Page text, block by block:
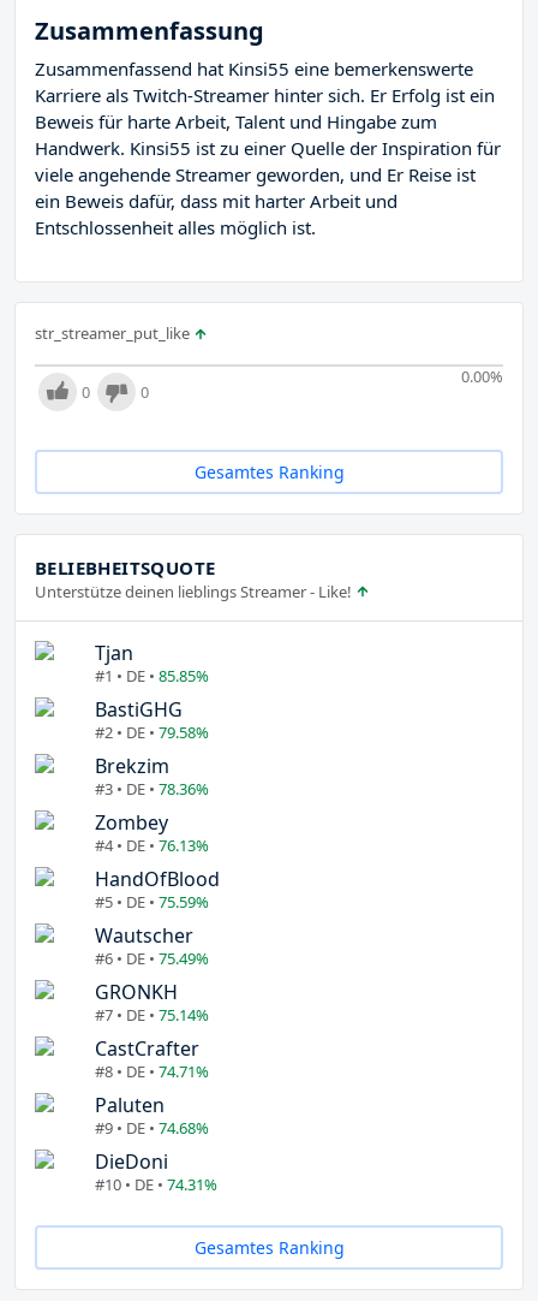
Zusammenfassung
Zusammenfassend hat Kinsi55 eine bemerkenswerte
Karriere als Twitch-Streamer hinter sich. Er Erfolg ist ein
Beweis für harte Arbeit, Talent und Hingabe zum
Handwerk. Kinsi55 ist zu einer Quelle der Inspiration für
viele angehende Streamer geworden, und Er Reise ist
ein Beweis dafür, dass mit harter Arbeit und
Entschlossenheit alles möglich ist.
str_streamer_put_like
0.00%
0 0
Gesamtes Ranking
BELIEBHEITSQUOTE
Unterstütze deinen lieblings Streamer - Like!
Tjan
#1 • DE • 85.85%
BastiGHG
#2 • DE • 79.58%
Brekzim
#3 • DE • 78.36%
Zombey
#4 • DE • 76.13%
HandOfBlood
#5 • DE • 75.59%
Wautscher
#6 • DE • 75.49%
GRONKH
#7 • DE • 75.14%
CastCrafter
#8 • DE • 74.71%
Paluten
#9 • DE • 74.68%
DieDoni
#10 • DE • 74.31%
Gesamtes Ranking